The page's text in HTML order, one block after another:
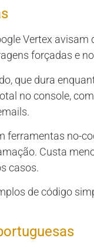
Vertex
forçadas e
que dura
no console,
ferramentas no-
Custa
casos.
de código